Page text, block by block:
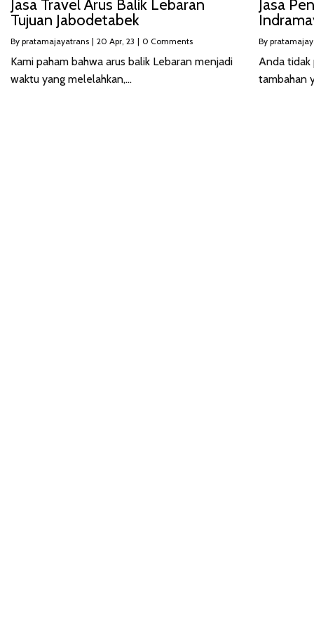
Jasa Travel Arus Balik Lebaran
Tujuan Jabodetabek
By pratamajayatrans | 20 Apr, 23 | 0 Comments
Kami paham bahwa arus balik Lebaran menjadi
waktu yang melelahkan,…
Jasa
By
Anda tidak
tambahan